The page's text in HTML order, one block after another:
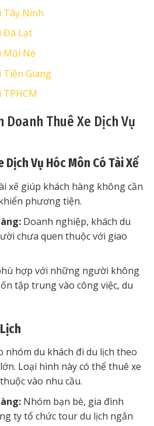
Tây Ninh
Đà Lạt
Mũi Né
Tiền Giang
Doanh Thuê Xe Dịch Vụ
Dịch Vụ Hóc Môn Có Tài Xế
xế giúp khách hàng không cần
phương tiện.
Doanh nghiệp, khách du
chưa quen thuộc với giao
hợp với những người không
tập trung vào công việc, du
nhóm du khách đi du lịch theo
Loại hình này có thể thuê xe
vào nhu cầu.
Nhóm bạn bè, gia đình
ty tổ chức tour du lịch ngắn